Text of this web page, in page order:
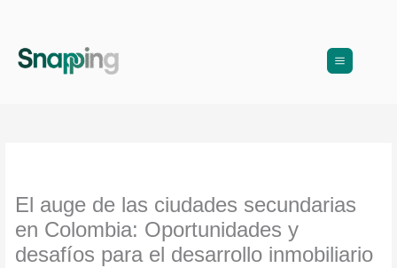
El auge de las ciudades secundarias
en Colombia: Oportunidades y
desafíos para el desarrollo inmobiliario